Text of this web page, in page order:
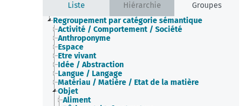
Liste Hiérarchie
Groupes
Regroupement par catégorie sémantique
Activité / Comportement / Société
Anthroponyme
Espace
Etre vivant
Idée / Abstraction
Langue / Langage
Matériau / Matière / Etat de la matière
Objet
Aliment